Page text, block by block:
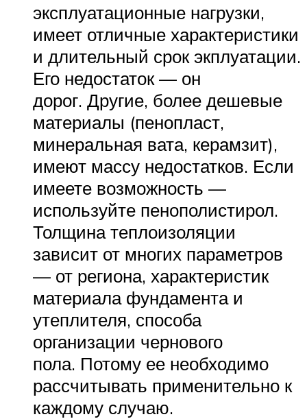
эксплуатационные нагрузки,
имеет отличные характеристики
и длительный срок экплуатации.
Его недостаток — он
дорог. Другие, более дешевые
материалы (пенопласт,
минеральная вата, керамзит),
имеют массу недостатков. Если
имеете возможность —
используйте пенополистирол.
Толщина теплоизоляции
зависит от многих параметров
— от региона, характеристик
материала фундамента и
утеплителя, способа
организации чернового
пола. Потому ее необходимо
рассчитывать применительно к
каждому случаю.